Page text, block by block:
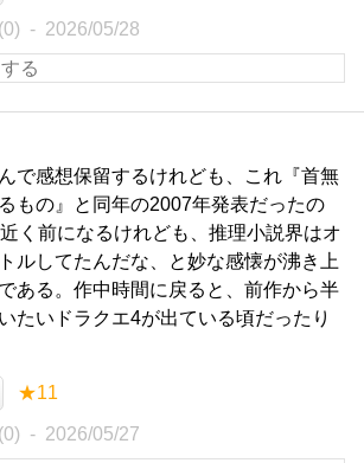
2026/05/28
んで感想保留するけれども、これ『首無
もの』と同年の2007年発表だったの
く前になるけれども、推理小説界はオ
ルしてたんだな、と妙な感懐が沸き上
ある。作中時間に戻ると、前作から半
たいドラクエ4が出ている頃だったり
★11
2026/05/27